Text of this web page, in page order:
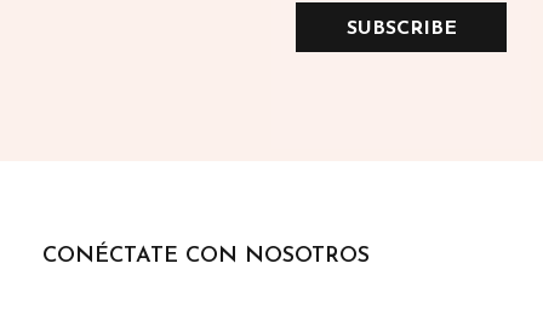
SUBSCRIBE
CONÉCTATE CON NOSOTROS